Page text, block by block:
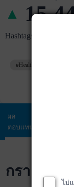
▲
Hashtags
#HealthCare
ผล
ตอบแทน
กราฟราคา
ไม่